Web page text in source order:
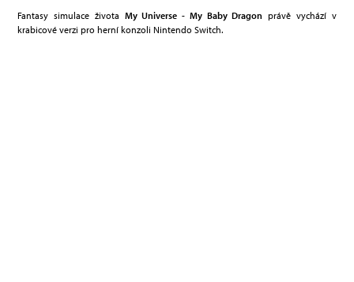
Fantasy simulace života My Universe - My Baby Dragon právě vychází v
krabicové verzi pro herní konzoli Nintendo Switch.